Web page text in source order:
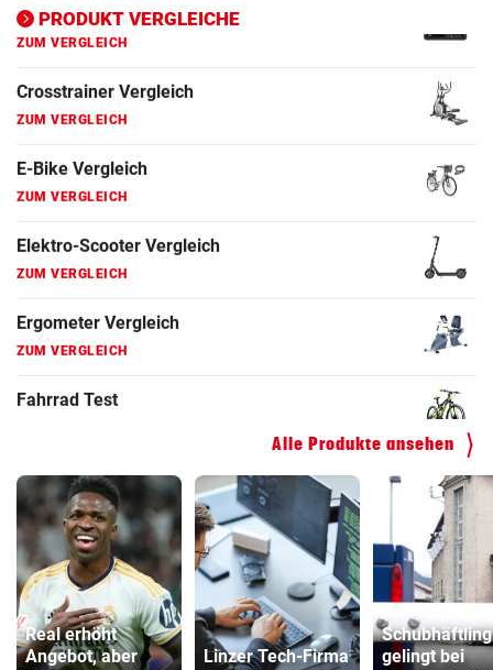
PRODUKT VERGLEICHE
Ergometer Vergleich
ZUM VERGLEICH
Fahrrad Test
ZUM VERGLEICH
Fahrradanhänger Vergleich
ZUM VERGLEICH
Faszienrolle Vergleich
ZUM VERGLEICH
Hoverboard Vergleich
ZUM VERGLEICH
Kinderfahrrad Vergleich
Alle Produkte ansehen
Real erhöht
Angebot, aber
Linzer Tech-Firma
Schubhäftling
gelingt bei